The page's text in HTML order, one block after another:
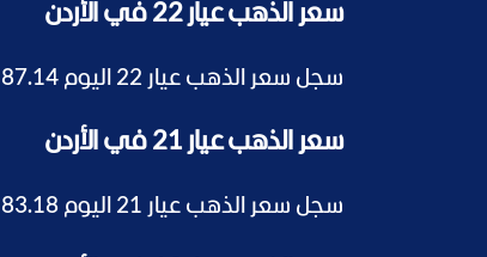
سعر الذهب عيار 22 في الأردن
سجل سعر الذهب عيار 22 اليوم 87.14 دينارًا، ما يعادل نحو 123 دولارًا.
سعر الذهب عيار 21 في الأردن
سجل سعر الذهب عيار 21 اليوم 83.18 دينارًا، ما يعادل نحو 117.31 دولارًا.